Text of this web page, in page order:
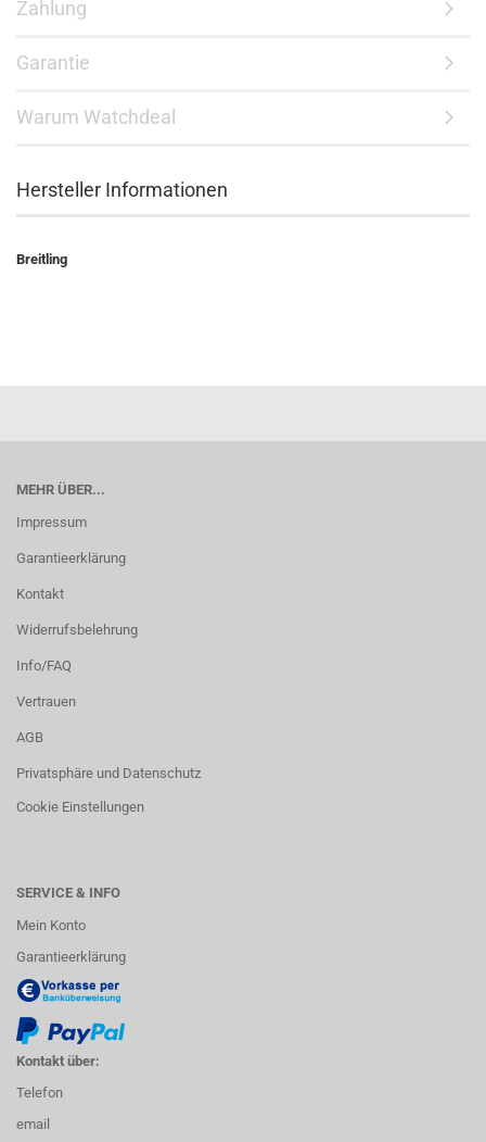
Zahlung
Garantie
Warum Watchdeal
Hersteller Informationen
Breitling
MEHR ÜBER...
Impressum
Garantieerklärung
Kontakt
Widerrufsbelehrung
Info/FAQ
Vertrauen
AGB
Privatsphäre und Datenschutz
Cookie Einstellungen
SERVICE & INFO
Mein Konto
Garantieerklärung
Kontakt über:
Telefon
email